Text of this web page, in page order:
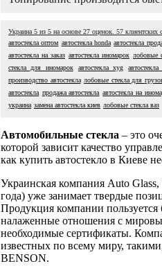
Украина 5 из 5 на основе 27 оценок. 57 клиентских
автостекла оптом автостекла honda автостекла
автостекла на заказ автостекла иномарок лобовые
стекла для иномарок
автостекла xyg
производство автостекла лобовые стекла для
автостекла продажа автостекла автостекла на
украина замена автостекла киев лобовые стекла ваз
Автомобильные стекла – это
которой зависит качество
как купить автостекло в Киеве
Украинская компания Auto
года) уже занимает твердые
Продукция компании
налаженные отношения с
необходимые сертификаты.
известных по всему миру,
BENSON.